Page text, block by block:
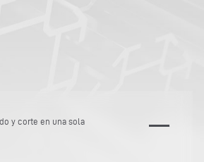
y corte en una sola